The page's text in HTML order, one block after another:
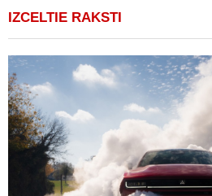
IZCELTIE RAKSTI